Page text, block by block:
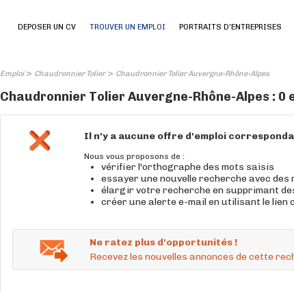
DEPOSER UN CV TROUVER UN EMPLOI PORTRAITS D'ENTREPRISES
Emploi> Chaudronnier Tolier> Chaudronnier Tolier Auvergne-Rhône-Alpes
Chaudronnier Tolier Auvergne-Rhône-Alpes : 0
Il n'y a aucune offre d'emploi
Nous vous proposons de :
vérifier l'orthographe des mots saisis
essayer une nouvelle recherche avec des
élargir votre recherche en supprimant
créer une alerte e-mail en utilisant le lien
Ne ratez plus d'opportunités !
Recevez les nouvelles annonces de cette